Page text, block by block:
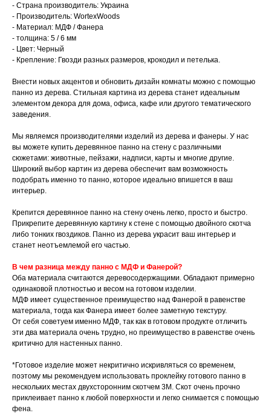
- Страна производитель: Украина
- Производитель: WortexWoods
- Материал: МДФ / Фанера
- толщина: 5 / 6 мм
- Цвет: Черный
- Крепление: Гвозди разных размеров, крокодил и петелька.
Внести новых акцентов и обновить дизайн комнаты можно с помощью
панно из дерева. Стильная картина из дерева станет идеальным
элементом декора для дома, офиса, кафе или другого тематического
заведения.
Мы являемся производителями изделий из дерева и фанеры. У нас
вы можете купить деревянное панно на стену с различными
сюжетами: животные, пейзажи, надписи, карты и многие другие.
Широкий выбор картин из дерева обеспечит вам возможность
подобрать именно то панно, которое идеально впишется в ваш
интерьер.
Крепится деревянное панно на стену очень легко, просто и быстро.
Прикрепите деревянную картину к стене с помощью двойного скотча
либо тонких гвоздиков. Панно из дерева украсит ваш интерьер и
станет неотъемлемой его частью.
В чем разница между панно с МДФ и Фанерой?
Оба материала считаются деревосодержащими. Обладают примерно
одинаковой плотностью и весом на готовом изделии.
МДФ имеет существенное преимущество над Фанерой в равенстве
материала, тогда как Фанера имеет более заметную текстуру.
От себя советуем именно МДФ, так как в готовом продукте отличить
эти два материала очень трудно, но преимущество в равенстве очень
критично для настенных панно.
*Готовое изделие может некритично искривляться со временем,
поэтому мы рекомендуем использовать проклейку готового панно в
нескольких местах двухсторонним скотчем 3М. Скот очень прочно
приклеивает панно к любой поверхности и легко снимается с помощью
фена.